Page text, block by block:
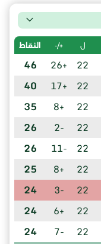
ل +/- النقاط
22
+26
46
22
+17
40
22
+8
35
22
-2
26
22
-11
26
22
+8
25
22
-3
24
22
+6
24
22
-7
24